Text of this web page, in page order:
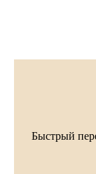
Быстрый